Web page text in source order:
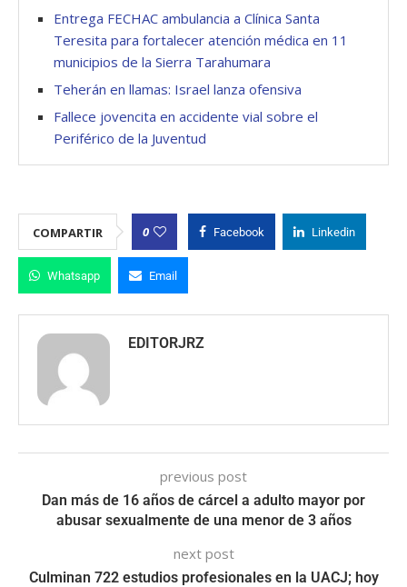
Entrega FECHAC ambulancia a Clínica Santa
Teresita para fortalecer atención médica en 11
municipios de la Sierra Tarahumara
Teherán en llamas: Israel lanza ofensiva
Fallece jovencita en accidente vial sobre el
Periférico de la Juventud
COMPARTIR 0 Facebook Linkedin
Whatsapp Email
EDITORJRZ
previous post
Dan más de 16 años de cárcel a adulto mayor por
abusar sexualmente de una menor de 3 años
next post
Culminan 722 estudios profesionales en la UACJ; hoy